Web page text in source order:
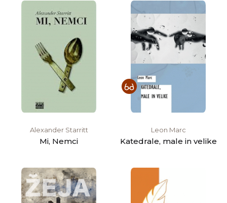
Alexander Starritt
Mi, Nemci
Leon Marc
Katedrale, male in velike